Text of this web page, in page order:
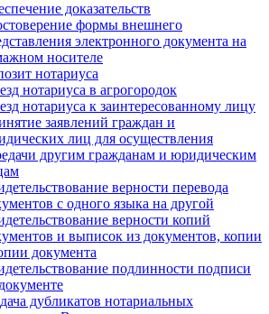
доказательств
формы внешнего
электронного документа на
носителе
нотариуса
нотариуса в агрогородок
нотариуса к заинтересованному лицу
заявлений граждан и
лиц для осуществления
другим гражданам и юридическим
верности перевода
с одного языка на другой
верности копий
и выписок из документов, копии
документа
подлинности подписи
дубликатов нотариальных